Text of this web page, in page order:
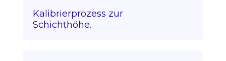
Kalibrierprozess zur
Schichthöhe.